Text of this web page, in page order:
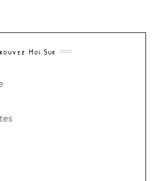
Moi Sur